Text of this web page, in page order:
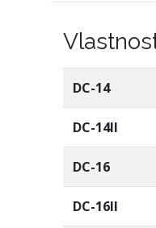
DC-14
DC-14II
DC-16
DC-16II